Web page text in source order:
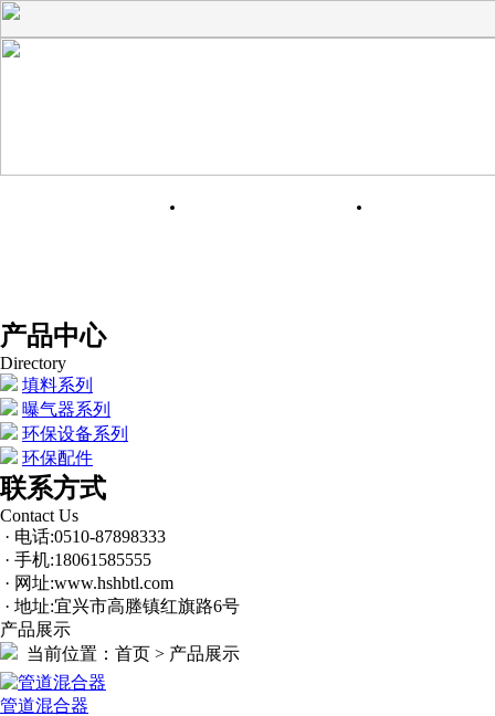
产品中心
Directory
填料系列
曝气器系列
环保设备系列
环保配件
联系方式
Contact Us
· 电话:0510-87898333
· 手机:18061585555
· 网址:www.hshbtl.com
· 地址:宜兴市高塍镇红旗路6号
产品展示
当前位置： 首页 > 产品展示
管道混合器